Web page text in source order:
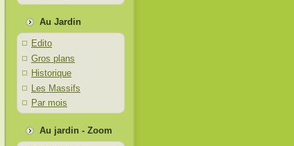
Au Jardin
Edito
Gros plans
Historique
Les Massifs
Par mois
Au jardin - Zoom